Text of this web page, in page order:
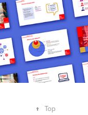
↑ Top